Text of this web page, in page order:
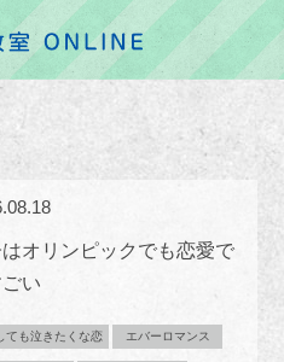
オリンピックでも恋愛で
い
ても泣きたくな恋 エバーロマンス